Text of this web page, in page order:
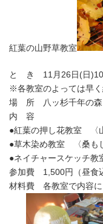
紅葉の山野草教室
と き 11月26日(日)10
※各教室のよっては早く
場 所 八ッ杉千年の森
内 容
●紅葉の押し花教室 〈
●草木染め教室 〈桑も
●ネイチャースケッチ
参加費 1,500円（昼食
材料費 各教室で内容に